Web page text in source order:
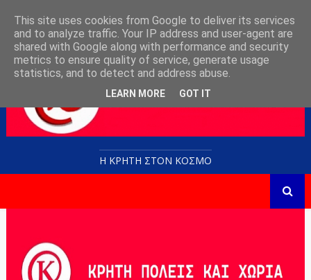
Η ΚΡΗΤΗ ΣΤΟN KOΣΜΟ
This site uses cookies from Google to deliver its services
and to analyze traffic. Your IP address and user-agent are
shared with Google along with performance and security
metrics to ensure quality of service, generate usage
statistics, and to detect and address abuse.
LEARN MORE GOT IT